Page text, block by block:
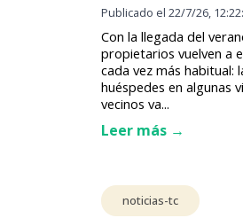
Publicado el 22/7/26,
Con la llegada del
propietarios vuelven a
cada vez más habitual:
huéspedes en algunas
vecinos va...
Leer más →
noticias-tc